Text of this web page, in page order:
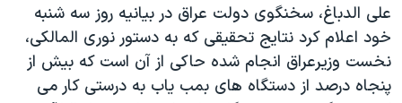
ویدیوها
فرهنگ و زندگی
حقوق شهروندی
بایگانی برنامه‌های تلویزیونی
مستندها
انتخابات ریاست جمهوری آمریکا ۲۰۲۴
دنبال کنید
علی الدباغ، سخنگوی دولت عراق در بیانیه روز سه شنبه
خود اعلام کرد نتایج تحقیقی که به دستور نوری المالکی،
نخست وزیرعراق انجام شده حاکی از آن است که بیش از
پنجاه درصد از دستگاه های بمب یاب به درستی کار می